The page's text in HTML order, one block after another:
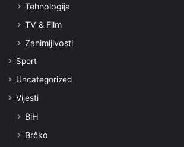
Tehnologija
TV & Film
Zanimljivosti
Sport
Uncategorized
Vijesti
BiH
Brčko